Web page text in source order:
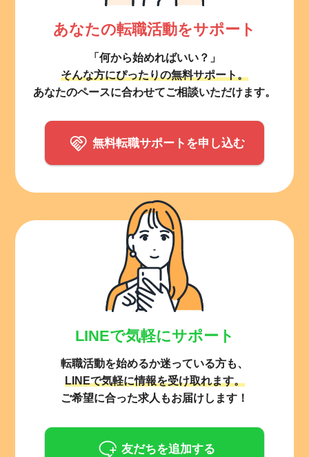
あなたの転職活動をサポート
「何から始めればいい？」
そんな方にぴったりの無料サポート。
あなたのペースに合わせてご相談いただけます。
無料転職サポートを申し込む
LINEで気軽にサポート
転職活動を始めるか迷っている方も、
LINEで気軽に情報を受け取れます。
ご希望に合った求人もお届けします！
友だちを追加する